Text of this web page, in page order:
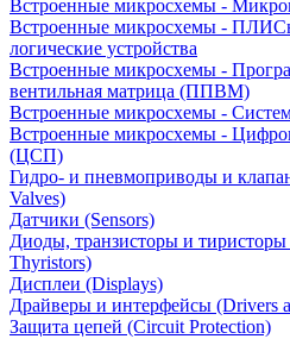
Встроенные микросхемы -
Встроенные микросхемы -
логические устройства
Встроенные микросхемы -
вентильная матрица (ППВМ)
Встроенные микросхемы -
Встроенные микросхемы -
(ЦСП)
Гидро- и пневмоприводы и
Valves)
Датчики (Sensors)
Диоды, транзисторы и тиристоры
Thyristors)
Дисплеи (Displays)
Драйверы и интерфейсы (Drivers
Защита цепей (Circuit Protection)